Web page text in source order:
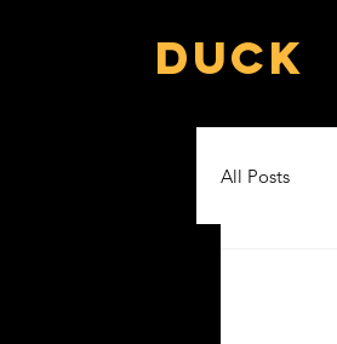
Duck
All Posts